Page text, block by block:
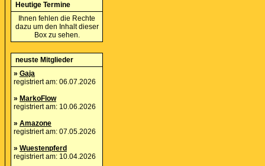
Heutige Termine
Ihnen fehlen die Rechte
dazu um den Inhalt dieser
Box zu sehen.
neuste Mitglieder
» Gaja
registriert am: 06.07.2026
» MarkoFlow
registriert am: 10.06.2026
» Amazone
registriert am: 07.05.2026
» Wuestenpferd
registriert am: 10.04.2026